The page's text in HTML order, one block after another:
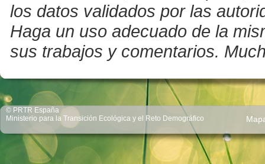
los datos validados por las
Haga un uso adecuado de la
sus trabajos y comentarios.
© PRTR España
Ministerio para la Transición Ecológica y el Reto Demográfico